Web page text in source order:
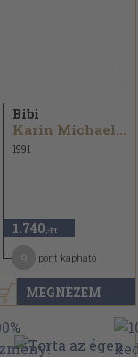
MEGNÉZEM
Bibi
Karin Michaelis
1991
1.740 ,-Ft
pont kapható